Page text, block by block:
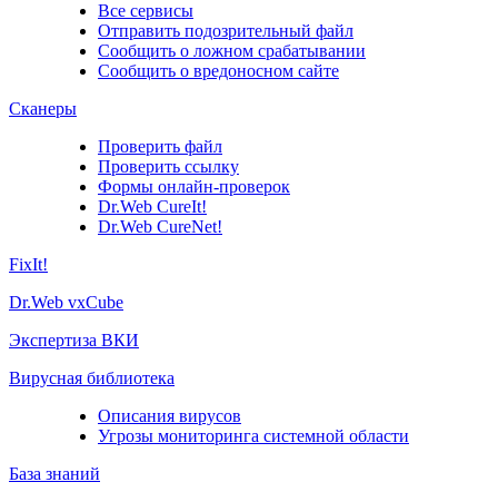
Все сервисы
Отправить подозрительный файл
Сообщить о ложном срабатывании
Сообщить о вредоносном сайте
Сканеры
Проверить файл
Проверить ссылку
Формы онлайн-проверок
Dr.Web CureIt!
Dr.Web CureNet!
FixIt!
Dr.Web vxCube
Экспертиза ВКИ
Вирусная библиотека
Описания вирусов
Угрозы мониторинга системной области
База знаний